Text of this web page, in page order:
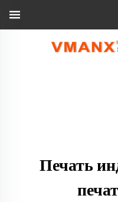
Печать